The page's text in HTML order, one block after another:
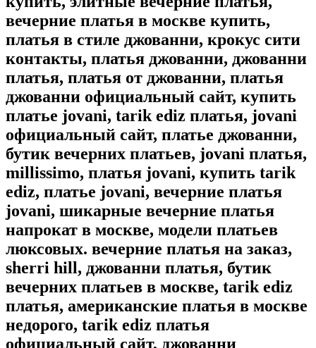
вечерние платья в москве купить,
платья в стиле джованни, крокус сити
контакты, платья джованни, джованни
платья, платья от джованни, платья
джованни официальный сайт, купить
платье jovani, tarik ediz платья, jovani
официальный сайт, платье джованни,
бутик вечерних платьев, jovani платья,
millissimo, платья jovani, купить tarik
ediz, платье jovani, вечерние платья
jovani, шикарные вечерние платья
напрокат в москве, модели платьев
люксовых. вечерние платья на заказ,
sherri hill, джованни платья, бутик
вечерних платьев в москве, tarik ediz
платья, американские платья в москве
недорого, tarik ediz платья
официальный сайт, джованни